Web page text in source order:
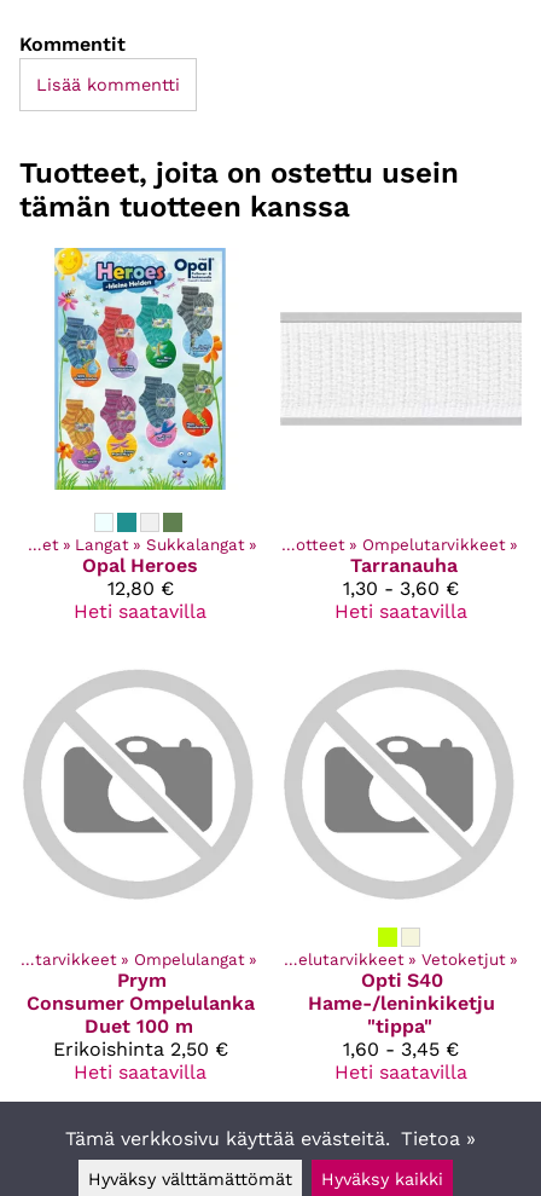
Kommentit
Lisää kommentti
Tuotteet, joita on ostettu usein
tämän tuotteen kanssa
Kaikki tuotteet ‪» Langat ‪» Sukkalangat ‪»
Opal Heroes
12,80 €
Heti saatavilla
Kaikki tuotteet ‪» Ompelutarvikkeet ‪»
Tarranauha
1,30 - 3,60 €
Heti saatavilla
Ompelutarvikkeet ‪» Ompelulangat ‪»
Prym
Consumer Ompelulanka
Duet 100 m
Erikoishinta 2,50 €
Heti saatavilla
Kaikki tuotteet ‪» Ompelutarvikkeet ‪» Vetoketjut ‪»
Opti S40
Hame-/leninkiketju
"tippa"
1,60 - 3,45 €
Heti saatavilla
Tämä verkkosivu käyttää evästeitä. Tietoa »
Hyväksy välttämättömät Hyväksy kaikki